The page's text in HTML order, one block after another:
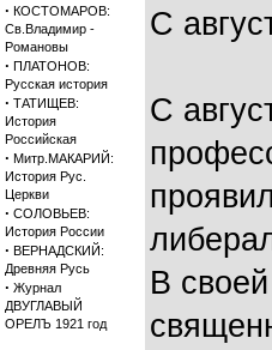
· КОСТОМАРОВ:
Св.Владимир -
Романовы
· ПЛАТОНОВ:
Русская история
· ТАТИЩЕВ:
История
Российская
· Митр.МАКАРИЙ:
История Рус.
Церкви
· СОЛОВЬЕВ:
История России
· ВЕРНАДСКИЙ:
Древняя Русь
· Журнал
ДВУГЛАВЫЙ
ОРЕЛЪ 1921 год
С
С
В